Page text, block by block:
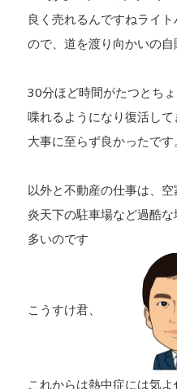
良く売れるんですねライ
ので、道を渡り向かいの自
30分ほど時間がたつとち
喋れるようになり復活して
大事に至らず良かったです
以外と不動産の仕事は、
炎天下の駐車場など過酷
多いのです
こうすけ君、
これからは熱中症には気よ